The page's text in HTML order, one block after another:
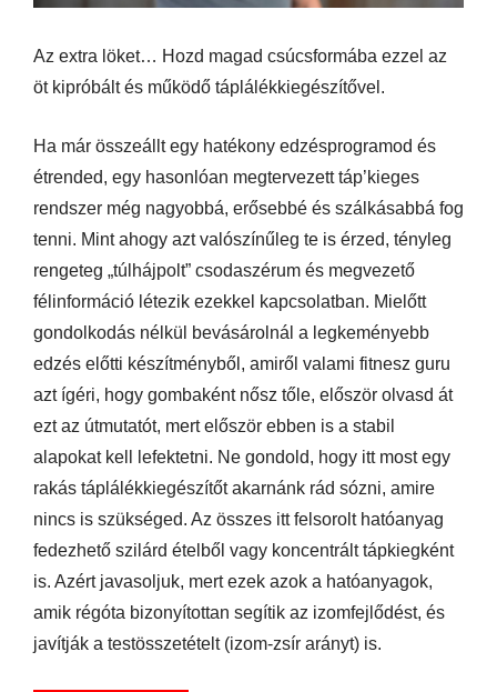
Az extra löket… Hozd magad csúcsformába ezzel az
öt kipróbált és működő táplálékkiegészítővel.
Ha már összeállt egy hatékony edzésprogramod és
étrended, egy hasonlóan megtervezett táp’kieges
rendszer még nagyobbá, erősebbé és szálkásabbá fog
tenni. Mint ahogy azt valószínűleg te is érzed, tényleg
rengeteg „túlhájpolt” csodaszérum és megvezető
félinformáció létezik ezekkel kapcsolatban. Mielőtt
gondolkodás nélkül bevásárolnál a legkeményebb
edzés előtti készítményből, amiről valami fitnesz guru
azt ígéri, hogy gombaként nősz tőle, először olvasd át
ezt az útmutatót, mert először ebben is a stabil
alapokat kell lefektetni. Ne gondold, hogy itt most egy
rakás táplálékkiegészítőt akarnánk rád sózni, amire
nincs is szükséged. Az összes itt felsorolt hatóanyag
fedezhető szilárd ételből vagy koncentrált tápkiegként
is. Azért javasoljuk, mert ezek azok a hatóanyagok,
amik régóta bizonyítottan segítik az izomfejlődést, és
javítják a testösszetételt (izom-zsír arányt) is.